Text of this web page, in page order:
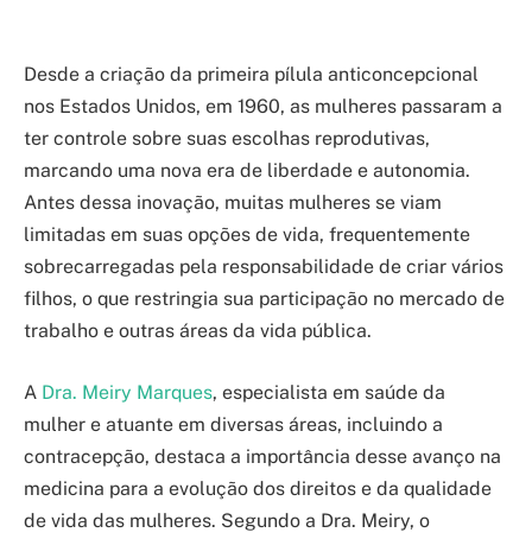
Desde a criação da primeira pílula anticoncepcional
nos Estados Unidos, em 1960, as mulheres passaram a
ter controle sobre suas escolhas reprodutivas,
marcando uma nova era de liberdade e autonomia.
Antes dessa inovação, muitas mulheres se viam
limitadas em suas opções de vida, frequentemente
sobrecarregadas pela responsabilidade de criar vários
filhos, o que restringia sua participação no mercado de
trabalho e outras áreas da vida pública.
A Dra. Meiry Marques, especialista em saúde da
mulher e atuante em diversas áreas, incluindo a
contracepção, destaca a importância desse avanço na
medicina para a evolução dos direitos e da qualidade
de vida das mulheres. Segundo a Dra. Meiry, o